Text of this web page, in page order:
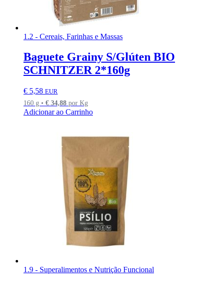
1.2 - Cereais, Farinhas e Massas
Baguete Grainy S/Glúten BIO
SCHNITZER 2*160g
€ 5,58 EUR
160 g • € 34,88 por Kg
Adicionar ao Carrinho
1.9 - Superalimentos e Nutrição Funcional